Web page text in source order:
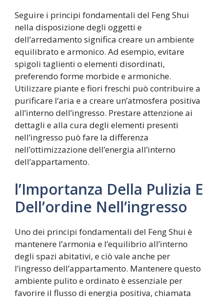
Seguire i principi fondamentali del Feng Shui
nella disposizione degli oggetti e
dell’arredamento significa creare un ambiente
equilibrato e armonico. Ad esempio, evitare
spigoli taglienti o elementi disordinati,
preferendo forme morbide e armoniche.
Utilizzare piante e fiori freschi può contribuire a
purificare l’aria e a creare un’atmosfera positiva
all’interno dell’ingresso. Prestare attenzione ai
dettagli e alla cura degli elementi presenti
nell’ingresso può fare la differenza
nell’ottimizzazione dell’energia all’interno
dell’appartamento.
l’Importanza Della Pulizia E
Dell’ordine Nell’ingresso
Uno dei principi fondamentali del Feng Shui è
mantenere l’armonia e l’equilibrio all’interno
degli spazi abitativi, e ciò vale anche per
l’ingresso dell’appartamento. Mantenere questo
ambiente pulito e ordinato è essenziale per
favorire il flusso di energia positiva, chiamata